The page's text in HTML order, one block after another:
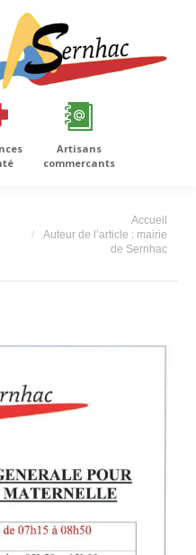
Artisans
commercants
Accueil
Auteur de l’article : mairie
de Sernhac